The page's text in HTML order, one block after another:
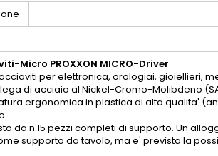
Micro PROXXON MICRO-Driver
per elettronica, orologiai, gioiellieri,
di acciaio al Nickel-Cromo-Molibdeno
ergonomica in plastica di alta qualita'
da n.15 pezzi completi di supporto. Un
supporto da tavolo, ma e' prevista la